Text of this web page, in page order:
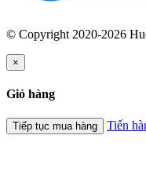
© Copyright 2020-2026
×
Giỏ hàng
Tiếp tục mua hàng Tiến